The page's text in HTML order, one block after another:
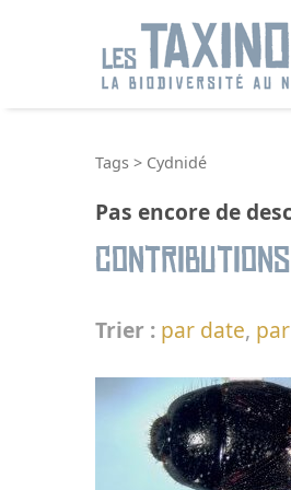
Tags > Cydnidé
Pas encore de
Contributions
Trier : par date,